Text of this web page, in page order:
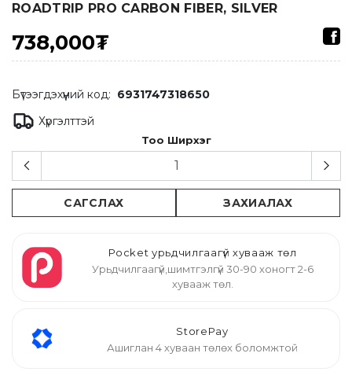
ROADTRIP PRO CARBON FIBER, SILVER
738,000₮
Бүтээгдэхүүний код: 6931747318650
Хүргэлттэй
Тоо Ширхэг
САГСЛАХ ЗАХИАЛАХ
Pocket урьдчилгаагүй хувааж төл
Урьдчилгаагүй,шимтгэлгүй 30-90 хоногт 2-6
хувааж төл.
StorePay
Ашиглан 4 хуваан төлөх боломжтой